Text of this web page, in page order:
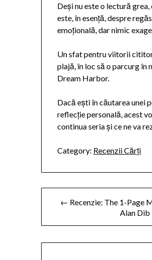
Deși nu este o lectură
este, în esență, despre
emoțională, dar nimic
Un sfat pentru viitorii
plajă, în loc să o parcurg
Dream Harbor.
Dacă ești în căutarea unei
reflecție personală, acest
continua seria și ce ne va
Category: Recenzii Cărți
← Recenzie: The 1-Page
Alan Dib